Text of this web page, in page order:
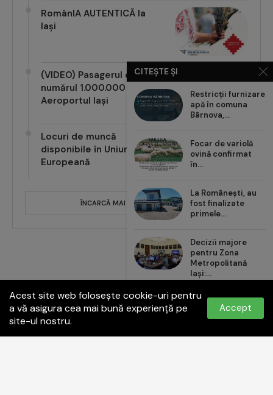
RomânIA AUTENTICĂ la
Iași
(VIDEO) Pasagerul cu
numărul 1.000.000 pe
Aeroportul Iași
Locuri de muncă
disponibile în Uniunea
Europeană
ÎNCARCĂ MAI MULTE POSTĂRI
Acest site web folosește cookie-uri pentru
a vă asigura cea mai bună experiență pe
site-ul nostru.
Accept
CITEȘTE ȘI
Restricții furnizare
apă în comuna
Bârnova,...
Focar de variolă
ovină confirmat
în...
La Românești, au
fost finalizate
primele...
Decizii majore
pentru Zona
Metropolitană
Iași:...
Carrefour România
aduce noul val de...